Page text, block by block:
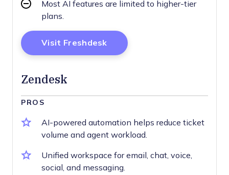
Most AI features are limited to higher-tier
plans.
Visit FreshdeskOpens New Window
Zendesk
PROS
AI-powered automation helps reduce ticket
volume and agent workload.
Unified workspace for email, chat, voice,
social, and messaging.